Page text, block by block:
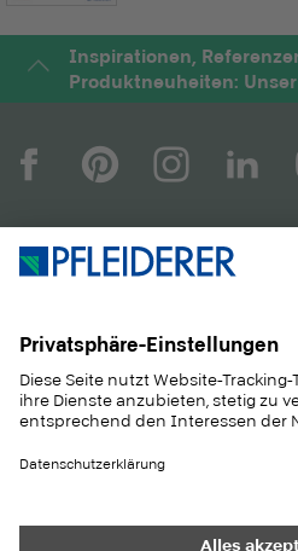
Inspirationen,
Produktneuheiten:
ANWENDUNGEN
NACHHALTIGKEIT
JURA-Spedition GmbH